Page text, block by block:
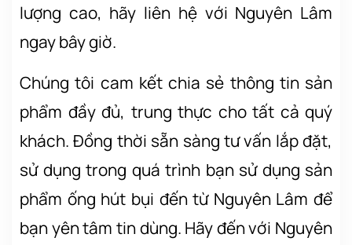
lượng cao, hãy liên hệ với Nguyên Lâm
ngay bây giờ.
Chúng tôi cam kết chia sẻ thông tin sản
phẩm đầy đủ, trung thực cho tất cả quý
khách. Đồng thời sẵn sàng tư vấn lắp đặt,
sử dụng trong quá trình bạn sử dụng sản
phẩm ống hút bụi đến từ Nguyên Lâm để
bạn yên tâm tin dùng. Hãy đến với Nguyên